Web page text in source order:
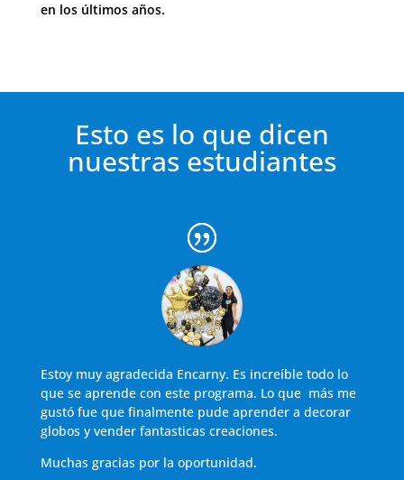
en los últimos años.
Esto es lo que dicen
nuestras estudiantes
Estoy muy agradecida Encarny. Es increíble todo lo
que se aprende con este programa. Lo que más me
gustó fue que finalmente pude aprender a decorar
globos y vender fantasticas creaciones.
Muchas gracias por la oportunidad.